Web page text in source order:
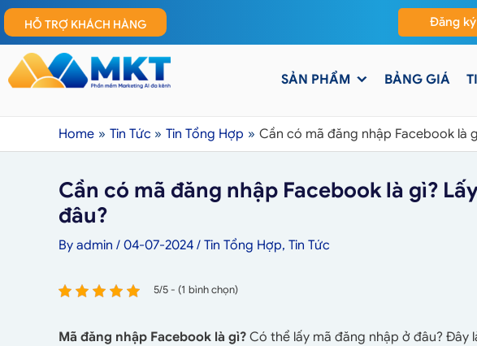
HỖ TRỢ KHÁCH HÀNG Đăng ký
SẢN PHẨM BẢNG GIÁ
Home Tin Tức Tin Tổng Hợp Cần có mã đăng nhập Facebook là
Cần có mã đăng nhập Facebook là gì?
đâu?
By admin / 04-07-2024 / Tin Tổng Hợp, Tin Tức
5/5 - (1 bình chọn)
Mã đăng nhập Facebook là gì? Có thể lấy mã đăng nhập ở đâu? Đây